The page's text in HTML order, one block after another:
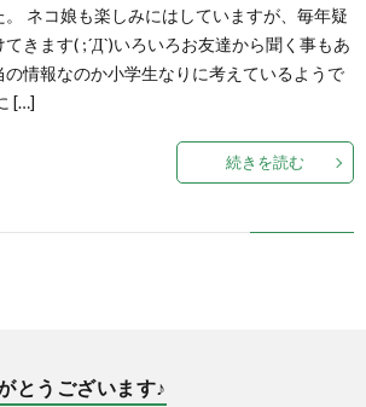
ネコ娘も楽しみにはしていますが、毎年疑
きます( ;´Д`)いろいろお友達から聞く事もあ
情報なのか小学生なりに考えているようで
[…]
続きを読む
とうございます♪